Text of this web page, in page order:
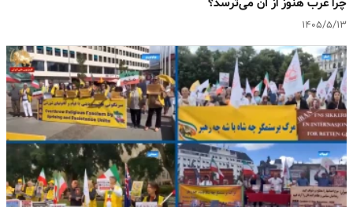
چرا غرب هنوز از آن می‌ترسد؟
۱۴۰۵/۵/۱۳